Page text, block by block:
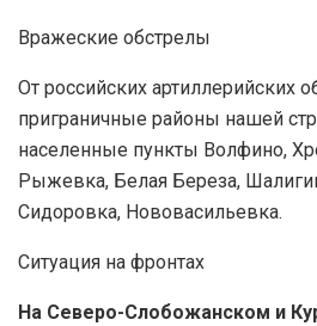
Вражеские обстрелы
От российских артиллерийских
приграничные районы нашей
населенные пункты Волфино,
Рыжевка, Белая Береза,
Сидоровка, Нововасильевка.
Ситуация на фронтах
На Северо-Слобожанском и